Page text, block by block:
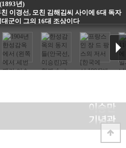
(1893년)
이경선, 모친 김해김씨 사이에 6대 독자
군이 그의 16대 조상이다